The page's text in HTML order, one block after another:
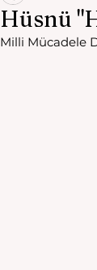
Hüsnü
Milli Mücadele